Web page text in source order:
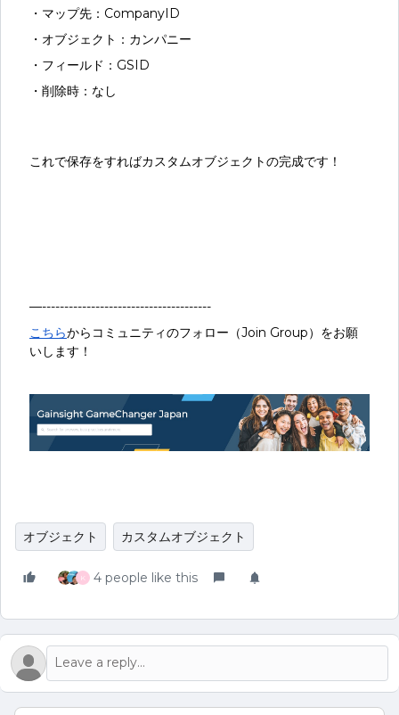
・マップ先：CompanyID
・オブジェクト：カンパニー
・フィールド：GSID
・削除時：なし
これで保存をすればカスタムオブジェクトの完成です！
—--------------------------------------
こちらからコミュニティのフォロー（Join Group）をお願
いします！
オブジェクト カスタムオブジェクト
K 4 people like this